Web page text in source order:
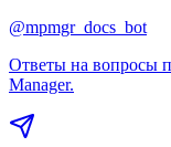
@mpmgr_docs_bot
Ответы на вопросы
Manager.